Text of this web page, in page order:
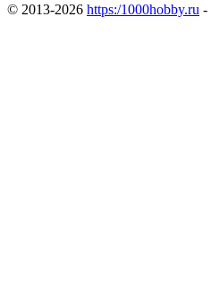
© 2013-2026 https:/1000hobby.ru -